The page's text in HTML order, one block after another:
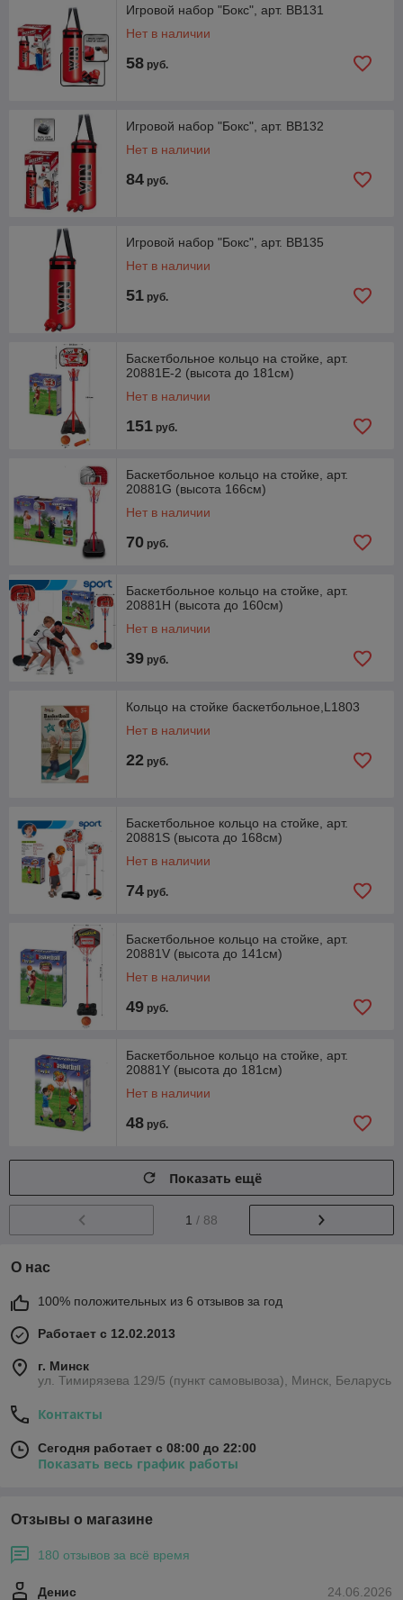
Игровой набор "Бокс", арт. BB131
Нет в наличии
58 руб.
Игровой набор "Бокс", арт. BB132
Нет в наличии
84 руб.
Игровой набор "Бокс", арт. BB135
Нет в наличии
51 руб.
Баскетбольное кольцо на стойке, арт.
20881E-2 (высота до 181см)
Нет в наличии
151 руб.
Баскетбольное кольцо на стойке, арт.
20881G (высота 166см)
Нет в наличии
70 руб.
Баскетбольное кольцо на стойке, арт.
20881H (высота до 160см)
Нет в наличии
39 руб.
Кольцо на стойке баскетбольное,L1803
Нет в наличии
22 руб.
Баскетбольное кольцо на стойке, арт.
20881S (высота до 168см)
Нет в наличии
74 руб.
Баскетбольное кольцо на стойке, арт.
20881V (высота до 141см)
Нет в наличии
49 руб.
Баскетбольное кольцо на стойке, арт.
20881Y (высота до 181см)
Нет в наличии
48 руб.
Показать ещё
1 / 88
О нас
100% положительных из 6 отзывов за год
Работает с 12.02.2013
г. Минск
ул. Тимирязева 129/5 (пункт самовывоза), Минск, Беларусь
Контакты
Сегодня работает с 08:00 до 22:00
Показать весь график работы
Отзывы о магазине
180 отзывов за всё время
24.06.2026
Денис